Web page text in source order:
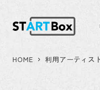
HOME 利用アーティス